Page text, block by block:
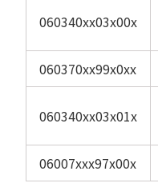
060340xx03x00x
060370xx99x0xx
060340xx03x01x
06007xxx97x00x